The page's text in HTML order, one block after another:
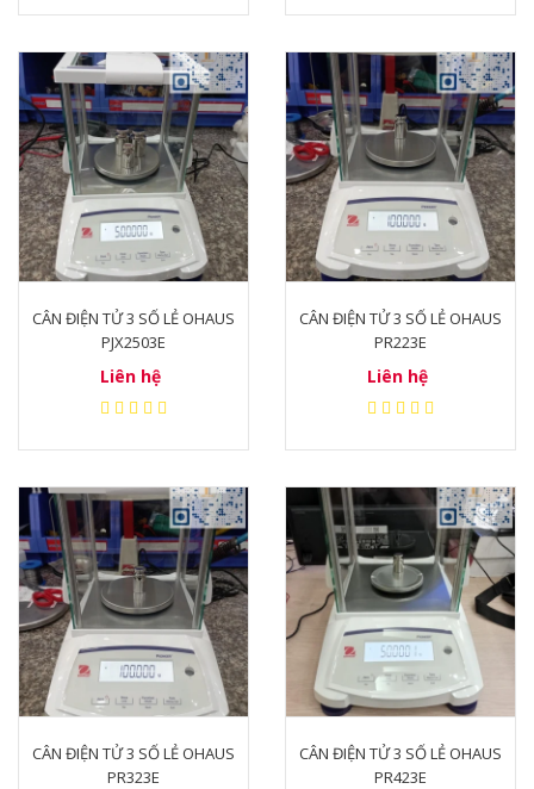
CÂN ĐIỆN TỬ 3 SỐ LẺ OHAUS
PJX2503E
Liên hệ
CÂN ĐIỆN TỬ 3 SỐ LẺ OHAUS
PR223E
Liên hệ
CÂN ĐIỆN TỬ 3 SỐ LẺ OHAUS
PR323E
CÂN ĐIỆN TỬ 3 SỐ LẺ OHAUS
PR423E